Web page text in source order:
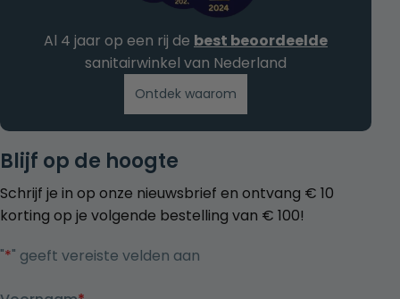
Blijf op de hoogte
Schrijf je in op onze nieuwsbrief en ontvang € 10
korting op je volgende bestelling van € 100!
"*" geeft vereiste velden aan
Al 4 jaar op een rij de best beoordeelde
sanitairwinkel van Nederland
Ontdek waarom